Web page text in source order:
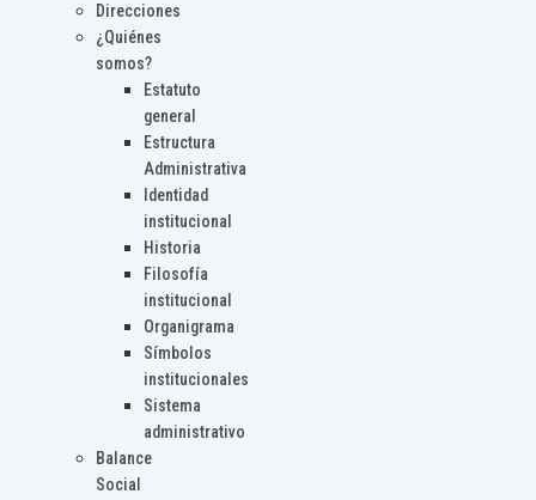
Direcciones
¿Quiénes
somos?
Estatuto
general
Estructura
Administrativa
Identidad
institucional
Historia
Filosofía
institucional
Organigrama
Símbolos
institucionales
Sistema
administrativo
Balance
Social